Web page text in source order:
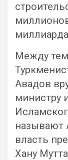
Между
Авадов
министру
называют
власть
Хану